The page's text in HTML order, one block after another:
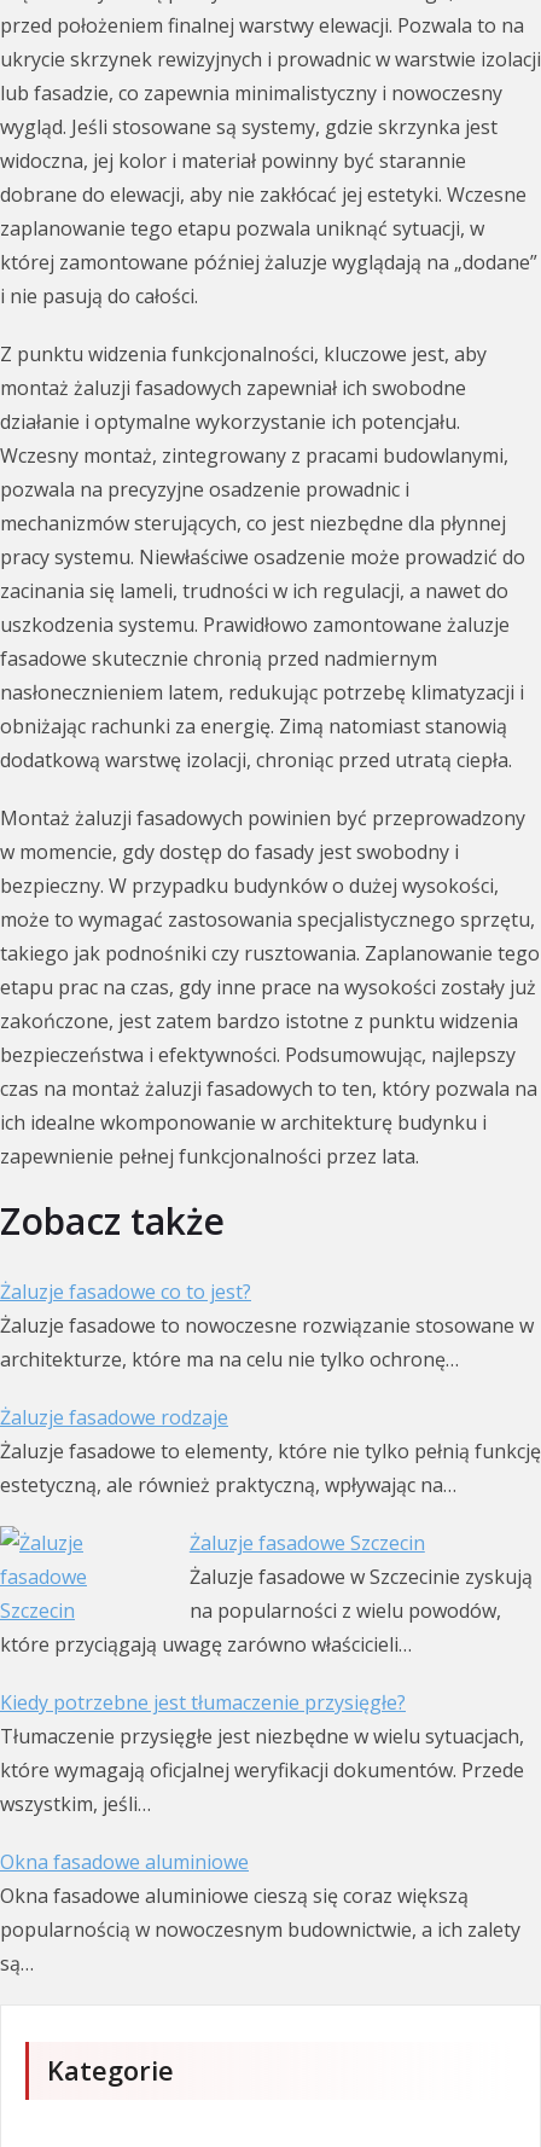
przed położeniem finalnej warstwy elewacji. Pozwala to na
ukrycie skrzynek rewizyjnych i prowadnic w warstwie izolacji
lub fasadzie, co zapewnia minimalistyczny i nowoczesny
wygląd. Jeśli stosowane są systemy, gdzie skrzynka jest
widoczna, jej kolor i materiał powinny być starannie
dobrane do elewacji, aby nie zakłócać jej estetyki. Wczesne
zaplanowanie tego etapu pozwala uniknąć sytuacji, w
której zamontowane później żaluzje wyglądają na „dodane”
i nie pasują do całości.
Z punktu widzenia funkcjonalności, kluczowe jest, aby
montaż żaluzji fasadowych zapewniał ich swobodne
działanie i optymalne wykorzystanie ich potencjału.
Wczesny montaż, zintegrowany z pracami budowlanymi,
pozwala na precyzyjne osadzenie prowadnic i
mechanizmów sterujących, co jest niezbędne dla płynnej
pracy systemu. Niewłaściwe osadzenie może prowadzić do
zacinania się lameli, trudności w ich regulacji, a nawet do
uszkodzenia systemu. Prawidłowo zamontowane żaluzje
fasadowe skutecznie chronią przed nadmiernym
nasłonecznieniem latem, redukując potrzebę klimatyzacji i
obniżając rachunki za energię. Zimą natomiast stanowią
dodatkową warstwę izolacji, chroniąc przed utratą ciepła.
Montaż żaluzji fasadowych powinien być przeprowadzony
w momencie, gdy dostęp do fasady jest swobodny i
bezpieczny. W przypadku budynków o dużej wysokości,
może to wymagać zastosowania specjalistycznego sprzętu,
takiego jak podnośniki czy rusztowania. Zaplanowanie tego
etapu prac na czas, gdy inne prace na wysokości zostały już
zakończone, jest zatem bardzo istotne z punktu widzenia
bezpieczeństwa i efektywności. Podsumowując, najlepszy
czas na montaż żaluzji fasadowych to ten, który pozwala na
ich idealne wkomponowanie w architekturę budynku i
zapewnienie pełnej funkcjonalności przez lata.
Zobacz także
Żaluzje fasadowe co to jest?
Żaluzje fasadowe to nowoczesne rozwiązanie stosowane w
architekturze, które ma na celu nie tylko ochronę…
Żaluzje fasadowe rodzaje
Żaluzje fasadowe to elementy, które nie tylko pełnią funkcję
estetyczną, ale również praktyczną, wpływając na…
Żaluzje fasadowe Szczecin
Żaluzje fasadowe w Szczecinie zyskują
na popularności z wielu powodów,
które przyciągają uwagę zarówno właścicieli…
Kiedy potrzebne jest tłumaczenie przysięgłe?
Tłumaczenie przysięgłe jest niezbędne w wielu sytuacjach,
które wymagają oficjalnej weryfikacji dokumentów. Przede
wszystkim, jeśli…
Okna fasadowe aluminiowe
Okna fasadowe aluminiowe cieszą się coraz większą
popularnością w nowoczesnym budownictwie, a ich zalety
są…
Kategorie